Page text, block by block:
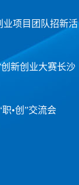
业项目团队招新活
新创业大赛长沙
•创”交流会